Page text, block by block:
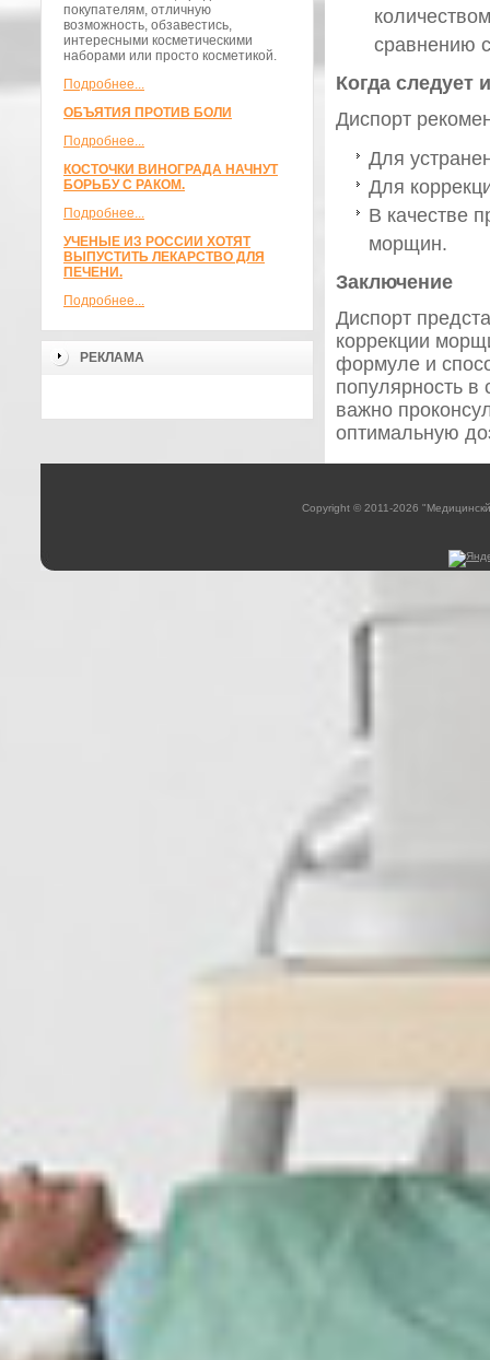
покупателям, отличную
возможность, обзавестись,
интересными косметическими
наборами или просто косметикой.
Подробнее...
ОБЪЯТИЯ ПРОТИВ БОЛИ
Подробнее...
КОСТОЧКИ ВИНОГРАДА НАЧНУТ
БОРЬБУ С РАКОМ.
Подробнее...
УЧЕНЫЕ ИЗ РОССИИ ХОТЯТ
ВЫПУСТИТЬ ЛЕКАРСТВО ДЛЯ
ПЕЧЕНИ.
Подробнее...
РЕКЛАМА
сравнению
Когда следует
Диспорт
Для
Для
В качестве
морщин.
Заключение
Диспорт
коррекции
формуле и
популярность
важно
оптимальную
Copyright © 2011-2026